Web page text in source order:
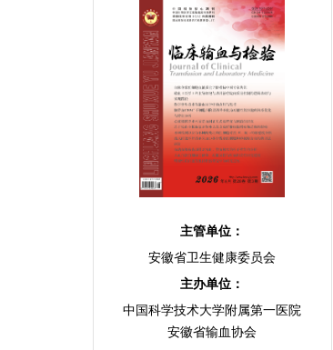
主管单位：
安徽省卫生健康委员会
主办单位：
中国科学技术大学附属第一医院
安徽省输血协会